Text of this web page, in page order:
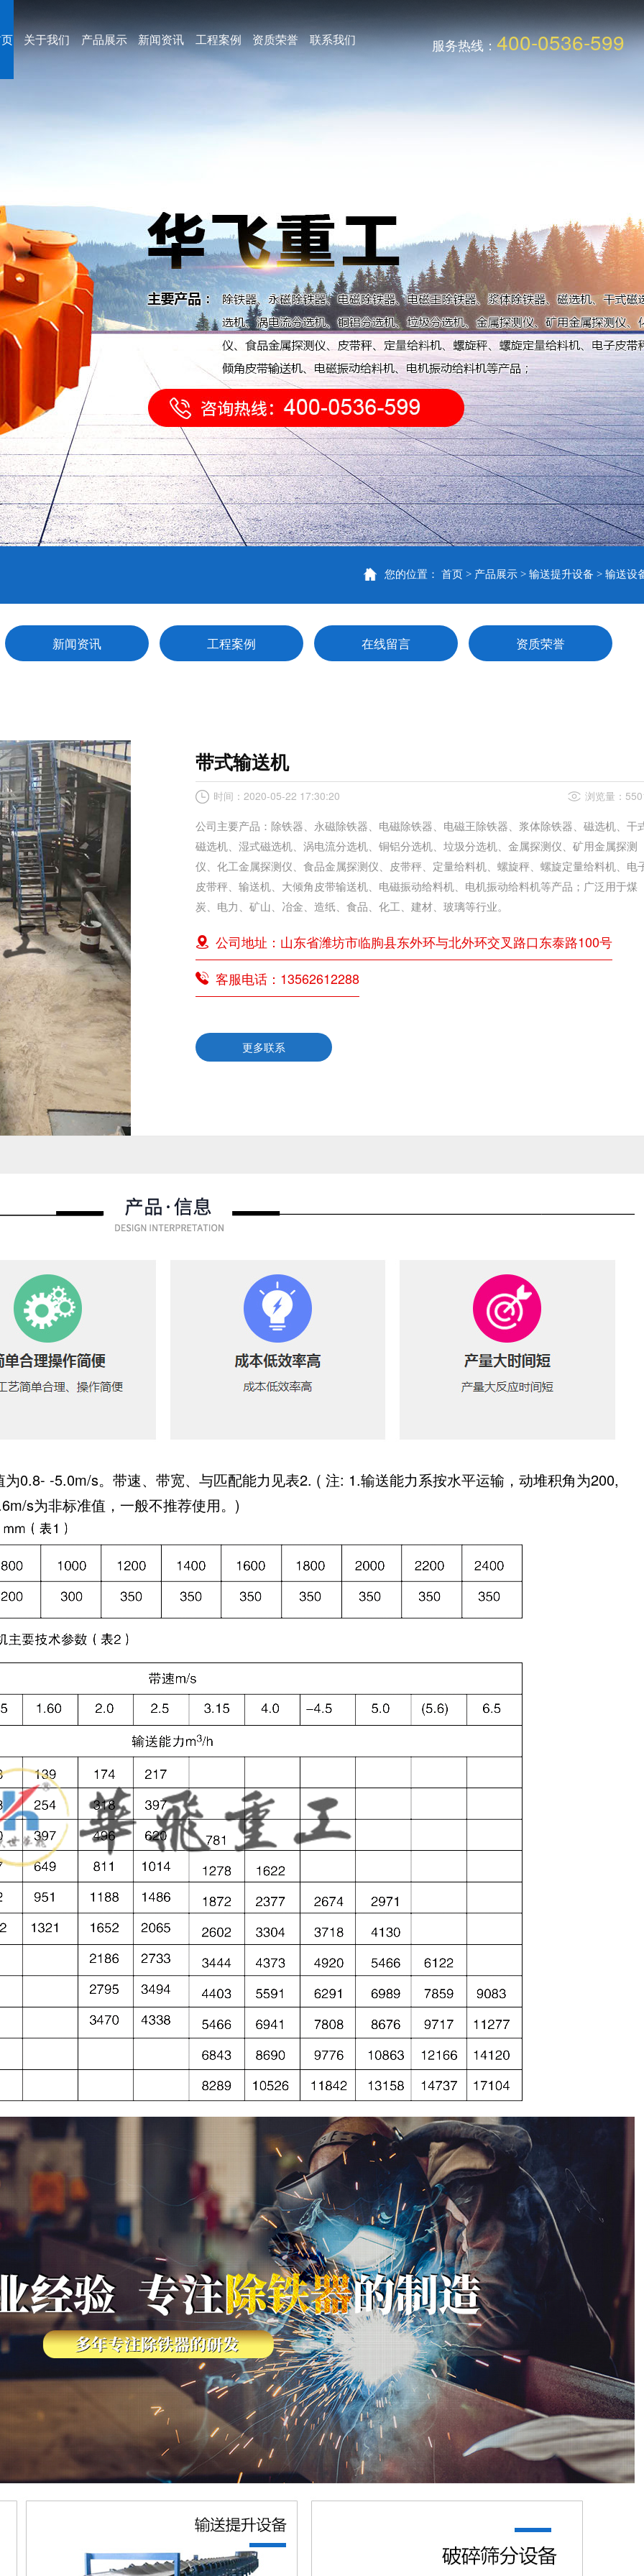
关于我们 产品展示 新闻资讯 工程案例 资质荣誉 联系我们 服务热线：400-0536-599
您的位置： 首页 > 产品展示 > 输送提升设备 > 输送设
新闻资讯 工程案例 在线留言 资质荣誉
带式输送机
时间：2020-05-22 17:30:20 浏览量：
公司主要产品：除铁器、永磁除铁器、电磁除铁器、电磁王除铁器、浆体除铁器、磁选机、干
磁选机、湿式磁选机、涡电流分选机、铜铝分选机、垃圾分选机、金属探测仪、矿用金属探测
仪、化工金属探测仪、食品金属探测仪、皮带秤、定量给料机、螺旋秤、螺旋定量给料机、电
皮带秤、输送机、大倾角皮带输送机、电磁振动给料机、电机振动给料机等产品；广泛用于煤
炭、电力、矿山、冶金、造纸、食品、化工、建材、玻璃等行业。
公司地址：山东省潍坊市临朐县东外环与北外环交叉路口东泰路100号
客服电话：13562612288
更多联系
-5.0m/s。带速、带宽、与匹配能力见表2. ( 注: 1.输送能力系按水平运输，动堆积角为200,
s为非标准值，一般不推荐使用。)